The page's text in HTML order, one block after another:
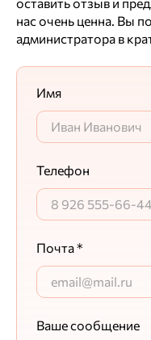
оставить отзыв и
нас очень ценна. Вы
администратора в
Имя
Телефон
Почта *
Ваше сообщение